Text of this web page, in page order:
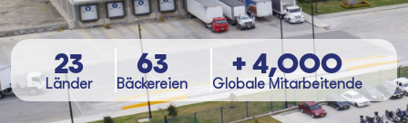
23
Länder
63
Bäckereien
+ 4,000
Globale Mitarbeitende